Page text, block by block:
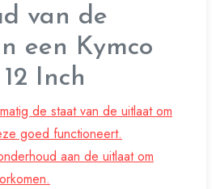
van de
een Kymco
Inch
de staat van de uitlaat om
goed functioneert.
aan de uitlaat om